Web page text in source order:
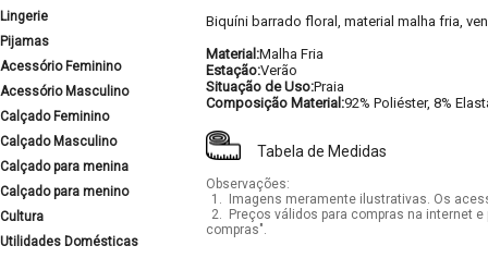
Lingerie
Pijamas
Acessório Feminino
Acessório Masculino
Calçado Feminino
Calçado Masculino
Calçado para menina
Calçado para menino
Cultura
Utilidades Domésticas
Biquíni barrado floral, material malha fria,
Material:Malha Fria
Estação:Verão
Situação de Uso:Praia
Composição Material:92% Poliéster, 8%
Tabela de Medidas
Observações:
1.
Imagens meramente ilustrativas. Os
2.
Preços válidos para compras na internet
compras".